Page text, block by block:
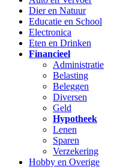
Dier en Natuur
Educatie en School
Electronica
Eten en Drinken
Financieel
Administratie
Belasting
Beleggen
Diversen
Geld
Hypotheek
Lenen
Sparen
Verzekering
Hobby en Overige